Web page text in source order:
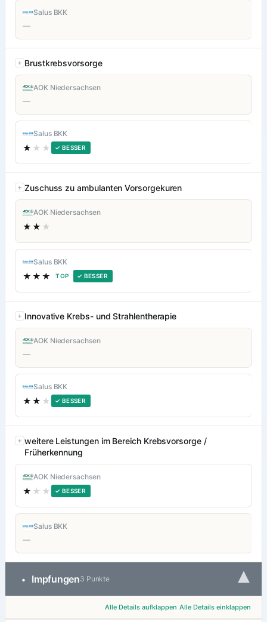
Salus BKK
—
Brustkrebsvorsorge
AOK Niedersachsen
—
Salus BKK
★ ★★ ✓ BESSER
Zuschuss zu ambulanten Vorsorgekuren
AOK Niedersachsen
★★ ★
Salus BKK
★★★ TOP ✓ BESSER
Innovative Krebs- und Strahlentherapie
AOK Niedersachsen
—
Salus BKK
★★ ★ ✓ BESSER
weitere Leistungen im Bereich Krebsvorsorge /
Früherkennung
AOK Niedersachsen
★ ★★ ✓ BESSER
Salus BKK
—
• Impfungen3 Punkte ▾
Alle Details aufklappen Alle Details einklappen